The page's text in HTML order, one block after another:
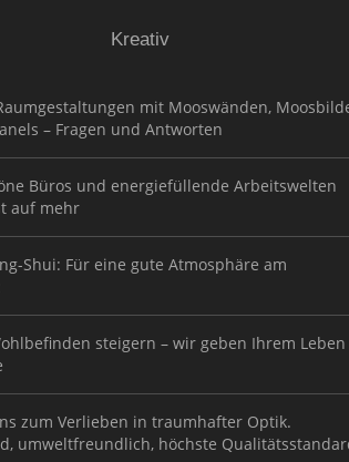
Kreativ
mit Mooswänden,
– Fragen und Antworten
Büros und energiefüllende Arbeitswelten
auf mehr
Shui: Für eine gute Atmosphäre am
steigern – wir geben Ihrem Leben
zum Verlieben in traumhafter Optik.
umweltfreundlich, höchste